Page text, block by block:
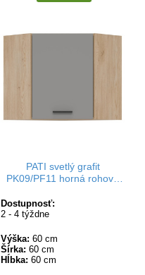
PATI svetlý grafit
PK09/PF11 horná rohová
Dostupnosť:
2 - 4 týždne
Výška: 60 cm
Šírka: 60 cm
Hĺbka: 60 cm